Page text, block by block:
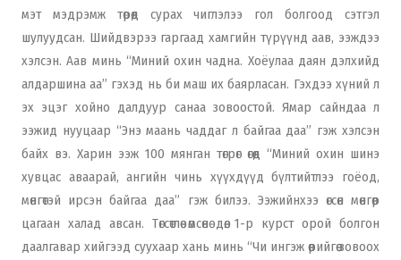
мэт мэдрэмж төрөөд сурах чиглэлээ гол болгоод сэтгэл
шулуудсан. Шийдвэрээ гаргаад хамгийн түрүүнд аав, ээждээ
хэлсэн. Аав минь “Миний охин чадна. Хоёулаа даян дэлхийд
алдаршина аа” гэхэд нь би маш их баярласан. Гэхдээ хүний л
эх эцэг хойно далдуур санаа зовоостой. Ямар сайндаа л
ээжид нууцаар “Энэ маань чаддаг л байгаа даа” гэж хэлсэн
байх вэ. Харин ээж 100 мянган төгрөг өгөөд “Миний охин шинэ
хувцас аваарай, ангийн чинь хүүхдүүд бүлтийтлээ гоёод,
мөнгөтэй ирсэн байгаа даа” гэж билээ. Ээжийнхээ өгсөн мөнгөөр
цагаан халад авсан. Төгсөтлөө өмсөнө дөө. 1-р курст орой болгон
даалгавар хийгээд суухаар хань минь “Чи ингэж өөрийгөө зовоох